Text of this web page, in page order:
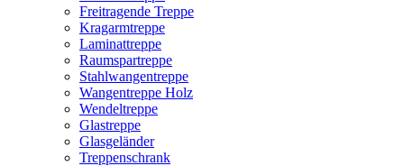
Freitragende Treppe
Kragarmtreppe
Laminattreppe
Raumspartreppe
Stahlwangentreppe
Wangentreppe Holz
Wendeltreppe
Glastreppe
Glasgeländer
Treppenschrank